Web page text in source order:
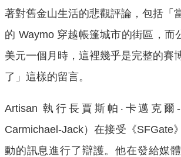
著對舊金山生活的悲觀評論，包括「
的 Waymo 穿越帳篷城市的街區，而
美元一個月時，這裡幾乎是完整的賽
了」這樣的留言。
Artisan 執行長賈斯帕‧卡邁克爾
Carmichael-Jack）在接受《SFGate
動的訊息進行了辯護。他在發給媒